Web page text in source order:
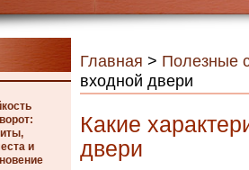
и
Главная > Полезные
входной двери
Какие
двери